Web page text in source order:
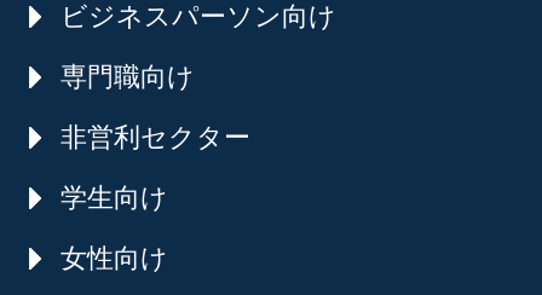
ビジネスパーソン向け
専門職向け
非営利セクター
学生向け
女性向け